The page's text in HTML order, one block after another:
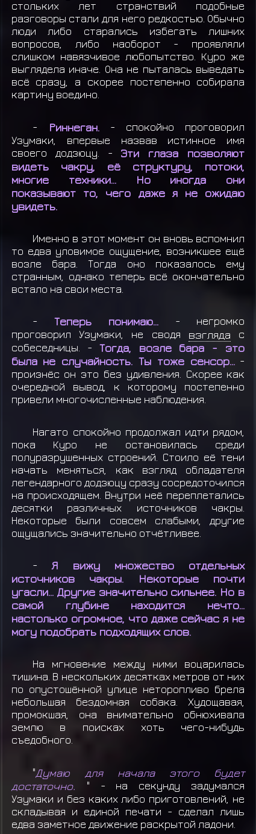
стольких лет странствий подобные
разговоры стали для него редкостью. Обычно
люди либо старались избегать лишних
вопросов, либо наоборот - проявляли
слишком навязчивое любопытство. Куро же
выглядела иначе. Она не пыталась выведать
всё сразу, а скорее постепенно собирала
картину воедино.
- Риннеган. - спокойно проговорил
Узумаки, впервые назвав истинное имя
своего додзюцу. - Эти глаза позволяют
видеть чакру, её структуру, потоки,
многие техники... Но иногда они
показывают то, чего даже я не ожидаю
увидеть.
Именно в этот момент он вновь вспомнил
то едва уловимое ощущение, возникшее ещё
возле бара. Тогда оно показалось ему
странным, однако теперь всё окончательно
встало на свои места.
- Теперь понимаю... - негромко
проговорил Узумаки, не сводя взгляда с
собеседницы. - Тогда, возле бара - это
была не случайность. Ты тоже сенсор...-
произнёс он это без удивления. Скорее как
очередной вывод, к которому постепенно
привели многочисленные наблюдения.
Нагато спокойно продолжал идти рядом,
пока Куро не остановилась среди
полуразрушенных строений. Стоило её тени
начать меняться, как взгляд обладателя
легендарного додзюцу сразу сосредоточился
на происходящем. Внутри неё переплетались
десятки различных источников чакры.
Некоторые были совсем слабыми, другие
ощущались значительно отчётливее.
- Я вижу множество отдельных
источников чакры. Некоторые почти
угасли... Другие значительно сильнее. Но в
самой глубине находится нечто...
настолько огромное, что даже сейчас я не
могу подобрать подходящих слов.
На мгновение между ними воцарилась
тишина. В нескольких десятках метров от них
по опустошённой улице неторопливо брела
небольшая бездомная собака. Худощавая,
промокшая, она внимательно обнюхивала
землю в поисках хоть чего-нибудь
съедобного.
"Думаю для начала этого будет
достаточно.
" - на секунду задумался
Узумаки и без каких либо приготовлений, не
складывая и единой печати - сделал лишь
едва заметное движение раскрытой ладони.